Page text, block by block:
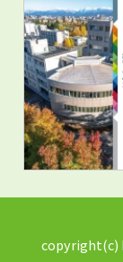
copyright(c)